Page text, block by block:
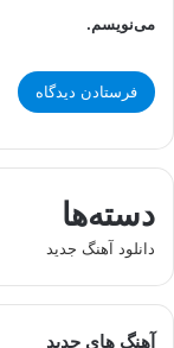
می‌نویسم.
دسته‌ها
دانلود آهنگ جدید
آهنگ های جدید